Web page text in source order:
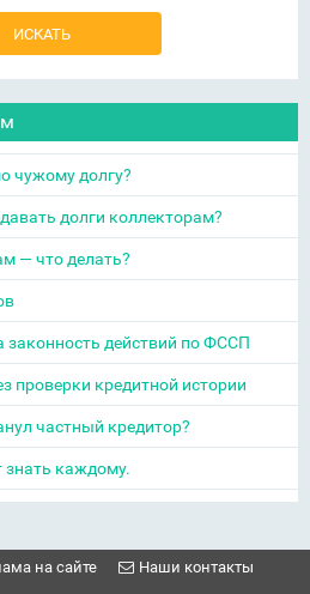
чужому долгу?
долги коллекторам?
— что делать?
законность действий по ФССП
проверки кредитной истории
частный кредитор?
знать каждому.
на сайте Наши контакты